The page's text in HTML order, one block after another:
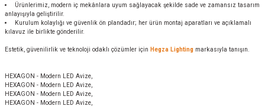
Ürünlerimiz, modern iç mekânlara uyum sağlayacak şekilde sade ve zamansız tasarım
anlayışıyla geliştirilir.
Kurulum kolaylığı ve güvenlik ön plandadır; her ürün montaj aparatları ve açıklamalı
kılavuz ile birlikte gönderilir.
Estetik, güvenilirlik ve teknoloji odaklı çözümler için Hegza Lighting markasıyla tanışın.
HEXAGON - Modern LED Avize,
HEXAGON - Modern LED Avize,
HEXAGON - Modern LED Avize,
HEXAGON - Modern LED Avize,